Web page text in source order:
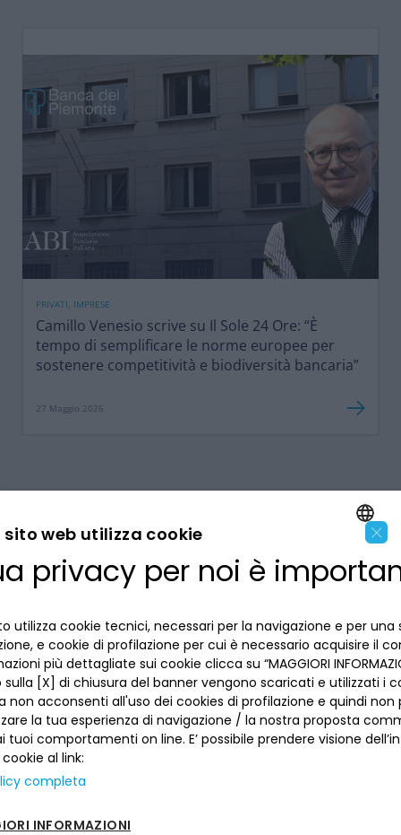
PRIVATI, IMPRESE
Camillo Venesio scrive su Il Sole 24 Ore: “È
tempo di semplificare le norme europee per
sostenere competitività e biodiversità bancaria”
27 Maggio 2026
LA BANCA
Dove siamo
Lavora con noi
Reclami
Numeri utili
INFORMAZIONI PER IL CLIENTE
Privacy
La tua scelta sui cookies
Informativa al pubblico
Sepa
Sicurezza
ACCESSIBILITÀ E APP
SEGUICI SUI SOCIAL
ENGLISH
×
sito web utilizza cookie
privacy per noi è
utilizza cookie tecnici, necessari per la navigazione e per una
e cookie di profilazione per cui è necessario acquisire il
più dettagliate sui cookie clicca su “MAGGIORI
[X] di chiusura del banner vengono scaricati e utilizzati i
non acconsenti all'uso dei cookies di profilazione e quindi non
la tua esperienza di navigazione / la nostra proposta
tuoi comportamenti on line. E’ possibile prendere visione
al link:
completa
INFORMAZIONI